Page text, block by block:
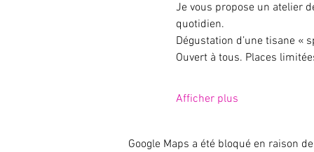
Je vous propose un atelier
quotidien.
Dégustation d’une tisane «
Ouvert à tous. Places
Afficher plus
Google Maps a été bloqué en raison